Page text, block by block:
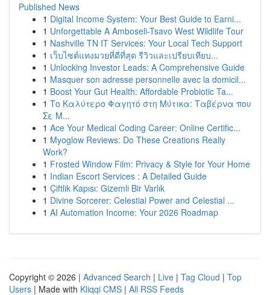
Published News
1 Digital Income System: Your Best Guide to Earni...
1 Unforgettable A Amboseli-Tsavo West Wildlife Tour
1 Nashville TN IT Services: Your Local Tech Support
1 เว็บไซต์แทงมวยที่ดีที่สุด รีวิวและเปรียบเทียบ...
1 Unlocking Investor Leads: A Comprehensive Guide
1 Masquer son adresse personnelle avec la domicil...
1 Boost Your Gut Health: Affordable Probiotic Ta...
1 Το Καλύτερο Φαγητό στη Μύτικα: Ταβέρνα που
Σε Μ...
1 Ace Your Medical Coding Career: Online Certific...
1 Myoglow Reviews: Do These Creations Really
Work?
1 Frosted Window Film: Privacy & Style for Your Home
1 Indian Escort Services : A Detailed Guide
1 Çiftlik Kapısı: Gizemli Bir Varlık
1 Divine Sorcerer: Celestial Power and Celestial ...
1 AI Automation Income: Your 2026 Roadmap
Copyright © 2026 | Advanced Search | Live | Tag Cloud | Top
Users | Made with Kliqqi CMS | All RSS Feeds